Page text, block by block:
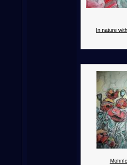
In nature